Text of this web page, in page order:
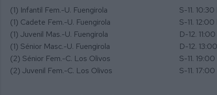
(1) Infantil Fem.-U. Fuengirola
(1) Cadete Fem.-U. Fuengirola
(1) Juvenil Mas.-U. Fuengirola
(1) Sénior Masc.-U. Fuengirola
(2) Sénior Fem.-C. Los Olivos
(2) Juvenil Fem.-C. Los Olivos
S-11. 10:30
S-11. 12:00
D-12.
D-12.
S-11. 19:00
S-11. 17:00